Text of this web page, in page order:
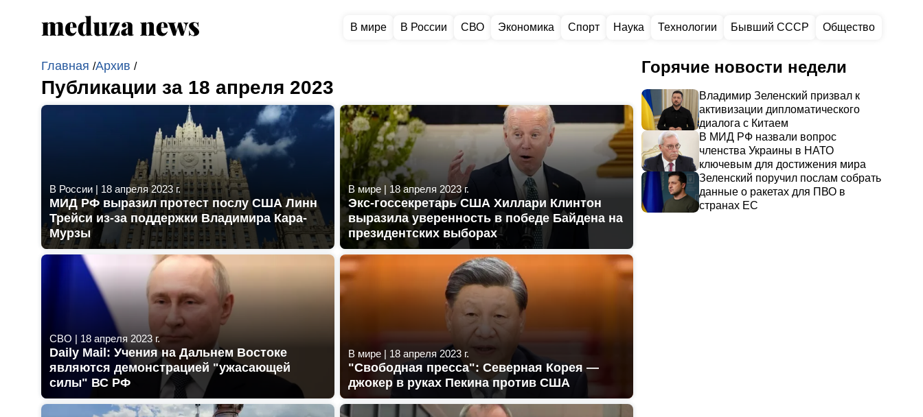
В мире В России СВО Экономика Спорт Наука Технологии Бывший СССР Общество
Главная /Архив /
Публикации за 18 апреля 2023
В России | 18 апреля 2023 г.
МИД РФ выразил протест послу США Линн
Трейси из-за поддержки Владимира Кара-
Мурзы
В мире | 18 апреля 2023 г.
Экс-госсекретарь США Хиллари Клинтон
выразила уверенность в победе Байдена на
президентских выборах
СВО | 18 апреля 2023 г.
Daily Mail: Учения на Дальнем Востоке
являются демонстрацией "ужасающей
силы" ВС РФ
В мире | 18 апреля 2023 г.
"Свободная пресса": Северная Корея —
джокер в руках Пекина против США
Горячие новости недели
Владимир Зеленский призвал к
активизации дипломатического
диалога с Китаем
В МИД РФ назвали вопрос
членства Украины в НАТО
ключевым для достижения мира
Зеленский поручил послам собрать
данные о ракетах для ПВО в
странах ЕС